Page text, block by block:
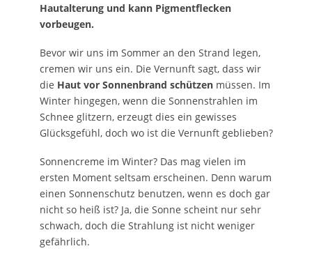
Hautalterung und kann Pigmentflecken
vorbeugen.
Bevor wir uns im Sommer an den Strand legen,
cremen wir uns ein. Die Vernunft sagt, dass wir
die Haut vor Sonnenbrand schützenmüssen. Im
Winter hingegen, wenn die Sonnenstrahlen im
Schnee glitzern, erzeugt dies ein gewisses
Glücksgefühl, doch wo ist die Vernunft geblieben?
Sonnencreme im Winter? Das mag vielen im
ersten Moment seltsam erscheinen. Denn warum
einen Sonnenschutz benutzen, wenn es doch gar
nicht so heiß ist? Ja, die Sonne scheint nur sehr
schwach, doch die Strahlung ist nicht weniger
gefährlich.